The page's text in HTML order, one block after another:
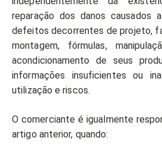
reparação dos danos causados
defeitos decorrentes de projeto,
montagem, fórmulas,
acondicionamento de seus
informações insuficientes ou
utilização e riscos.
O comerciante é igualmente
artigo anterior, quando: